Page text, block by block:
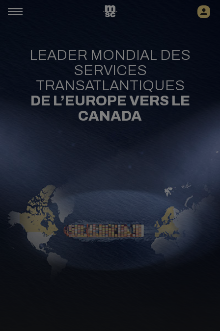
LEADER MONDIAL DES
SERVICES
TRANSATLANTIQUES
DE L’EUROPE VERS LE
CANADA